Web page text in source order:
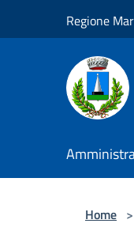
Regione
Home >